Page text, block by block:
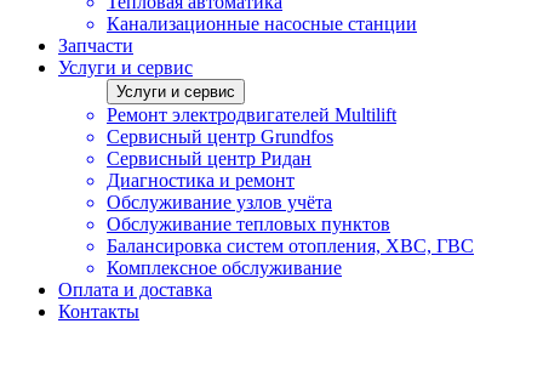
Канализационные насосные станции
Запчасти
Услуги и сервис
Услуги и сервис
Ремонт электродвигателей Multilift
Сервисный центр Grundfos
Сервисный центр Ридан
Диагностика и ремонт
Обслуживание узлов учёта
Обслуживание тепловых пунктов
Балансировка систем отопления, ХВС, ГВС
Комплексное обслуживание
Оплата и доставка
Контакты